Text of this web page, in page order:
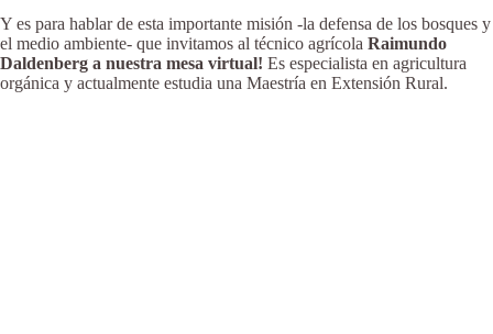
Y es para hablar de esta importante misión -la defensa de los bosques y
el medio ambiente- que invitamos al técnico agrícola Raimundo
Daldenberg a nuestra mesa virtual! Es especialista en agricultura
orgánica y actualmente estudia una Maestría en Extensión Rural.